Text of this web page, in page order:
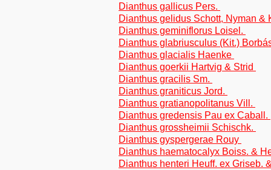
Dianthus gallicus Pers.
Dianthus gelidus Schott, Nyman &
Dianthus geminiflorus Loisel.
Dianthus glabriusculus (Kit.)
Dianthus glacialis Haenke
Dianthus goerkii Hartvig & Strid
Dianthus gracilis Sm.
Dianthus graniticus Jord.
Dianthus gratianopolitanus Vill.
Dianthus gredensis Pau ex Caball.
Dianthus grossheimii Schischk.
Dianthus gyspergerae Rouy
Dianthus haematocalyx Boiss. &
Dianthus henteri Heuff. ex Griseb.